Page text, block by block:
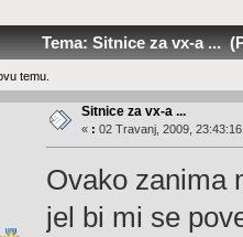
Tema: Sitnice za vx-a ...
temu.
Sitnice za vx-a ...
« : 02 Travanj, 2009,
Ovako zanima
jel bi mi se